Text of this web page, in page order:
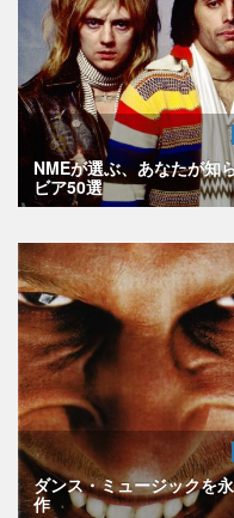
NMEが選ぶ、あなたが知
ビア50選
ダンス・ミュージックを
作